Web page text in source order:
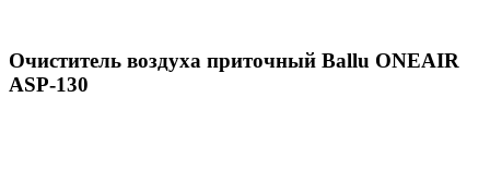
Очиститель воздуха приточный Ballu ONEAIR
ASP-130